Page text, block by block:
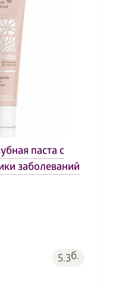
паста с
заболеваний
5.3б.